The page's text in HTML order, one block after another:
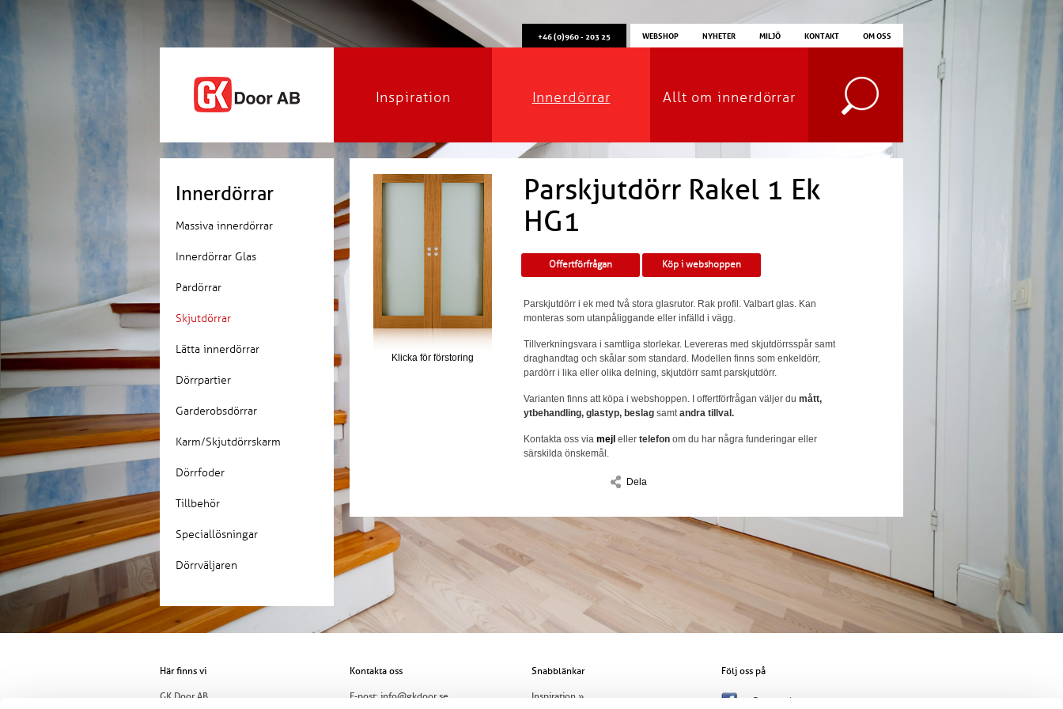
+46 (0)960 - 203 25 WEBSHOP NYHETER MILJÖ KONTAKT OM OSS
Inspiration Innerdörrar Allt om innerdörrar
Innerdörrar
Massiva innerdörrar
Innerdörrar Glas
Pardörrar
Skjutdörrar
Lätta innerdörrar
Dörrpartier
Garderobsdörrar
Karm/Skjutdörrskarm
Dörrfoder
Tillbehör
Speciallösningar
Dörrväljaren
Klicka för förstoring
Parskjutdörr Rakel 1 Ek
HG1
Offertförfrågan Köp i webshoppen
Parskjutdörr i ek med två stora glasrutor. Rak profil. Valbart glas. Kan
monteras som utanpåliggande eller infälld i vägg.
Tillverkningsvara i samtliga storlekar. Levereras med skjutdörrsspår samt
draghandtag och skålar som standard. Modellen finns som enkeldörr,
pardörr i lika eller olika delning, skjutdörr samt parskjutdörr.
Varianten finns att köpa i webshoppen. I offertförfrågan väljer du mått,
ytbehandling, glastyp, beslag samtandra tillval.
Kontakta oss via mejl eller telefon om du har några funderingar eller
särskilda önskemål.
Dela
Här finns vi
GK Door AB
Kontakta oss
E-post:info@gkdoor.se
Snabblänkar
Inspiration »
Följ oss på
Facebook